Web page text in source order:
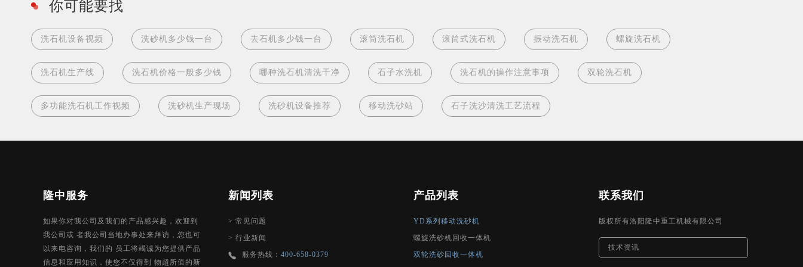
你可能要找
洗石机设备视频 洗砂机多少钱一台 去石机多少钱一台 滚筒洗石机 滚筒式洗石机 振动洗石机 螺旋洗石机
洗石机生产线 洗石机价格一般多少钱 哪种洗石机清洗干净 石子水洗机 洗石机的操作注意事项 双轮洗石机
多功能洗石机工作视频 洗砂机生产现场 洗砂机设备推荐 移动洗砂站 石子洗沙清洗工艺流程
隆中服务
如果你对我公司及我们的产品感兴趣，欢迎到
我公司或 者我公司当地办事处来拜访，您也可
以来电咨询，我们的 员工将竭诚为您提供产品
信息和应用知识，使您不仅得到 物超所值的新
新闻列表
> 常见问题
> 行业新闻
服务热线： 400-658-0379
产品列表
YD系列移动洗砂机
螺旋洗砂机回收一体机
双轮洗砂回收一体机
联系我们
版权所有洛阳隆中重工机械有限公司
技术资讯